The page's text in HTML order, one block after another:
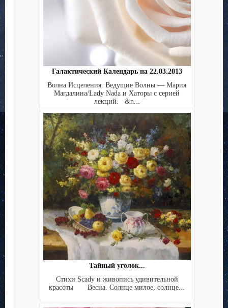
Галактический Календарь на 22.03.2013
Волна Исцеления. Ведущие Волны — Мария
Магдалина/Lady Nada и Хаторы с серией
лекций. &n...
Тайный уголок...
Стихи Scady и живопись удивительной
красоты Весна. Солнце милое, солнце...